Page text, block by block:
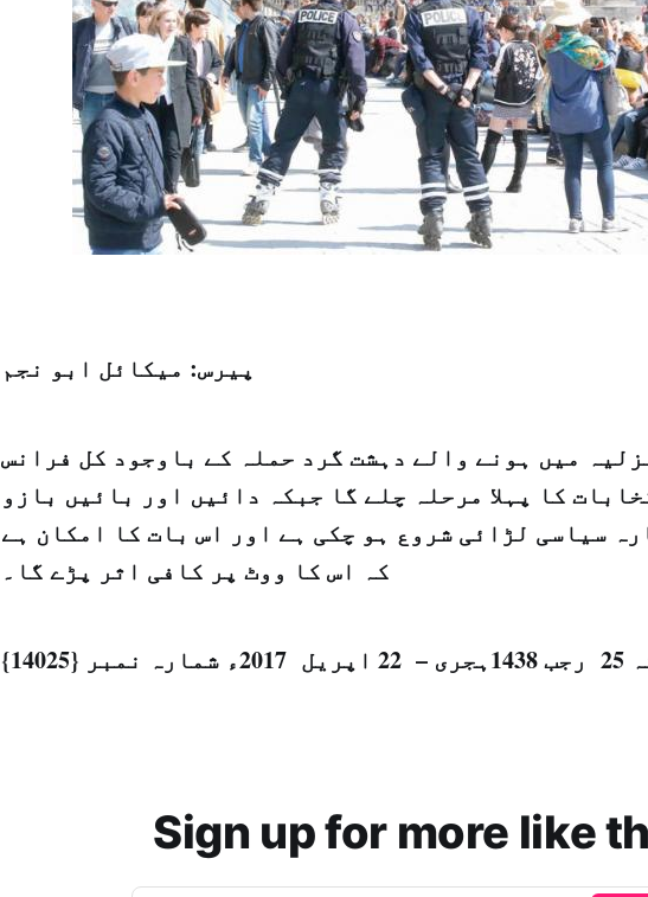
پیرس: میکائل ابو نجم
میں ہونے والے دہشت گرد حملہ کے باوجود کل فرانس
کا پہلا مرحلہ چلے گا جبکہ دائیں اور بائیں بازو
سیاسی لڑائی شروع ہو چکی ہے اور اس بات کا امکان ہے
کہ اس کا ووٹ پر کافی اثر پڑے گا۔
{14025}
Sign up for more like